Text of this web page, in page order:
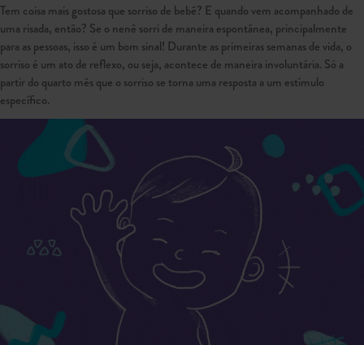
Tem coisa mais gostosa que sorriso de bebê? E quando vem acompanhado de
uma risada, então? Se o nenê sorri de maneira espontânea, principalmente
para as pessoas, isso é um bom sinal! Durante as primeiras semanas de vida, o
sorriso é um ato de reflexo, ou seja, acontece de maneira involuntária. Só a
partir do quarto mês que o sorriso se torna uma resposta a um estímulo
específico.